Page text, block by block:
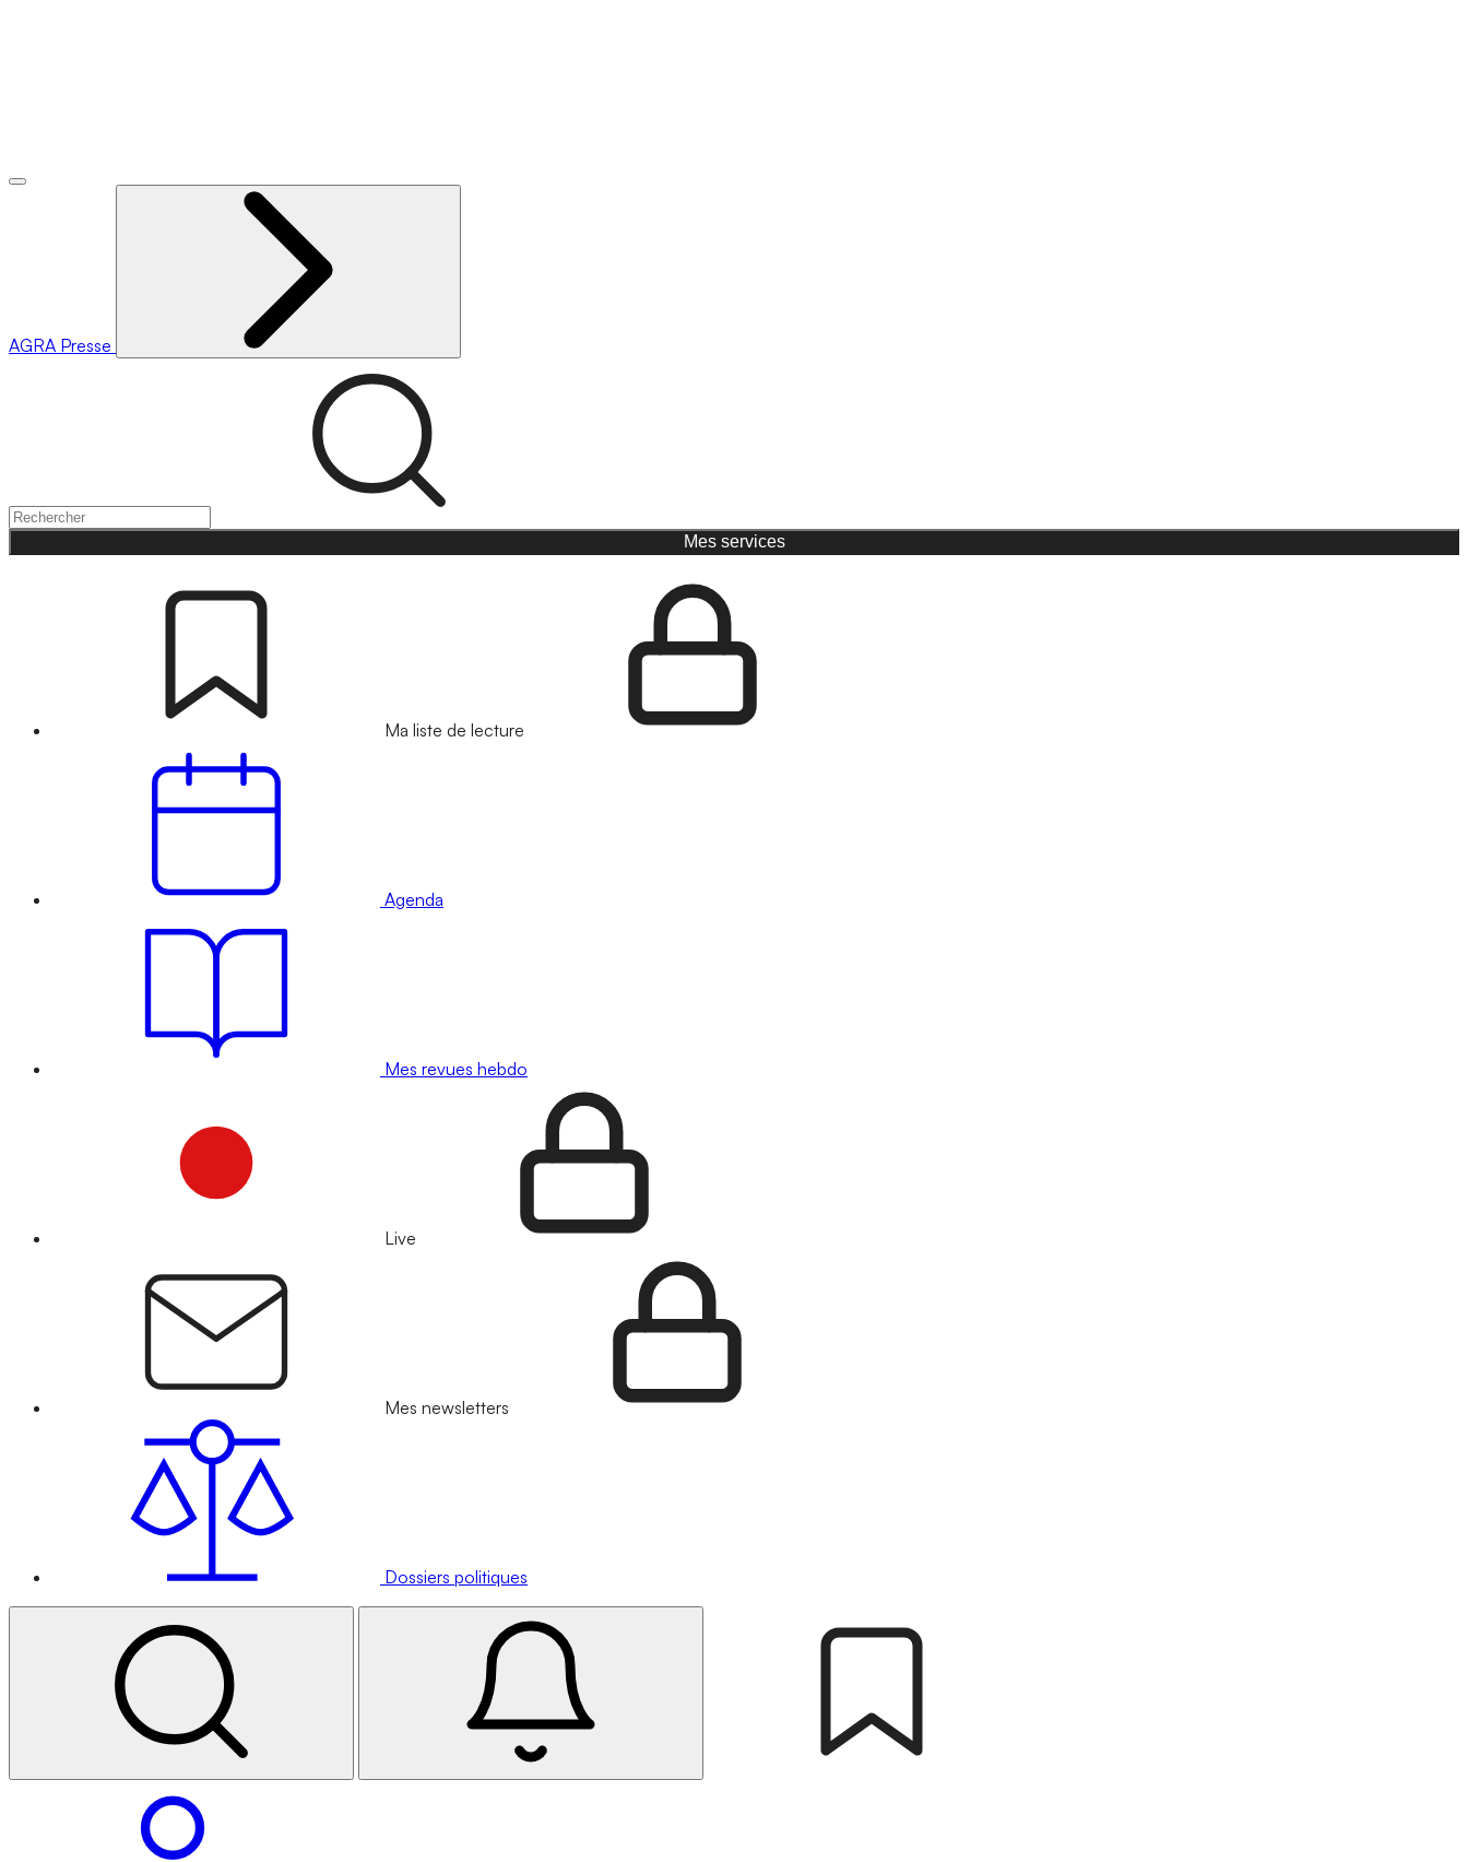
AGRA Presse
Mes services
Ma liste de lecture
Agenda
Mes revues hebdo
Live
Mes newsletters
Dossiers politiques